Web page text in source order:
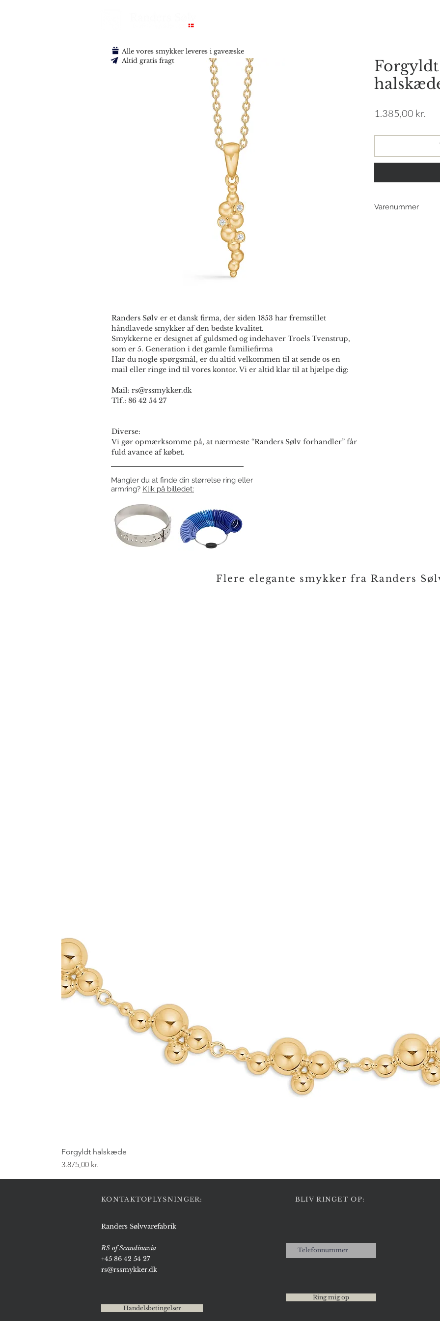
Randers Sølv er et dansk firma, der siden 1853 har fremstillet
håndlavede smykker af den bedste kvalitet.
Smykkerne er designet af guldsmed og indehaver Troels Tvenstrup,
som er 5. Generation i det gamle familiefirma
Har du nogle spørgsmål, er du altid velkommen til at sende os en
mail eller ringe ind til vores kontor. Vi er altid klar til at hjælpe dig:
Mail: rs@rssmykker.dk
Tlf.: 86 42 54 27
Diverse:
Vi gør opmærksomme på, at nærmeste “Randers Sølv forhandler” får
fuld avance af købet.
1.385,00 kr.
Varenummer
Alle vores smykker leveres i gaveæske
Altid gratis fragt
Mangler du at finde din størrelse ring eller
armring? Klik på billedet:
Flere elegante smykker fra Randers
Forgyldt halskæde
Pris
3.875,00 kr.
KONTAKTOPLYSNINGER: BLIV RINGET OP:
Randers Sølvvarefabrik
RS of Scandinavia
+45 86 42 54 27
rs@rssmykker.dk
Handelsbetingelser
Ring mig op